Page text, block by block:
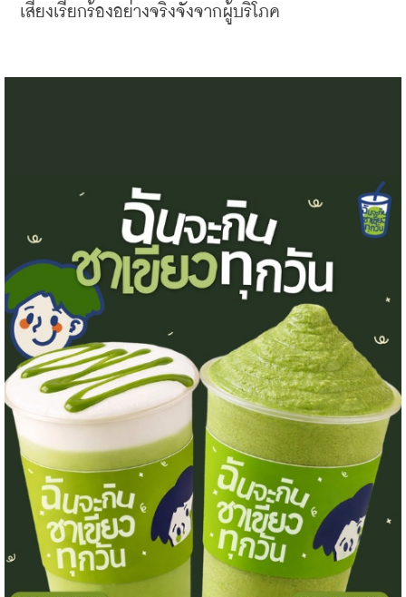
เสียงเรียกร้องอย่างจริงจังจากผู้บริโภค